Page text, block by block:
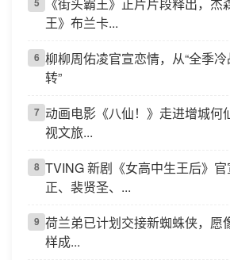
王》布兰卡...
6 柳柳周佑凌官宣恋情，从“全季冷
转”
7 动画电影《八仙！》走进增城何
视文旅...
8 TVING 新剧《女高中生王后》
正、裴贤圣、...
9 荷兰弟已计划交接新蜘蛛侠，愿
样成...